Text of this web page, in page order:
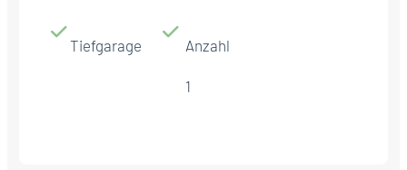
Tiefgarage Anzahl
1